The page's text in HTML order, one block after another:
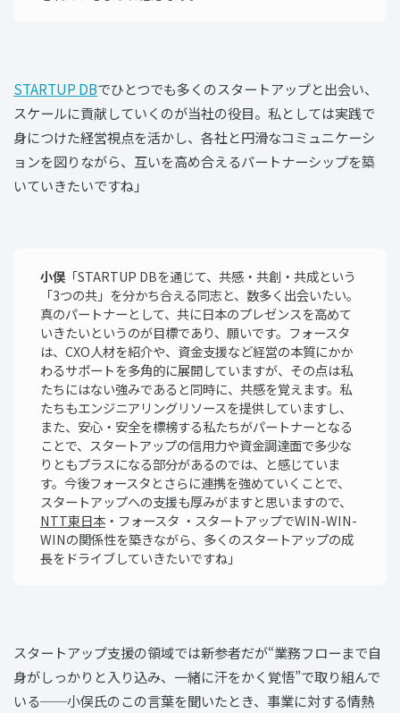
STARTUP DBでひとつでも多くのスタートアップと出会い、
スケールに貢献していくのが当社の役目。私としては実践で
身につけた経営視点を活かし、各社と円滑なコミュニケーシ
ョンを図りながら、互いを高め合えるパートナーシップを築
いていきたいですね」
小俣 「STARTUP DBを通じて、共感・共創・共成という
「3つの共」を分かち合える同志と、数多く出会いたい。
真のパートナーとして、共に日本のプレゼンスを高めて
いきたいというのが目標であり、願いです。フォースタ
は、CXO人材を紹介や、資金支援など経営の本質にかか
わるサポートを多角的に展開していますが、その点は私
たちにはない強みであると同時に、共感を覚えます。私
たちもエンジニアリングリソースを提供していますし、
また、安心・安全を標榜する私たちがパートナーとなる
ことで、スタートアップの信用力や資金調達面で多少な
りともプラスになる部分があるのでは、と感じていま
す。今後フォースタとさらに連携を強めていくことで、
スタートアップへの支援も厚みがますと思いますので、
NTT東日本 ・フォースタ ・スタートアップでWIN-WIN-
WINの関係性を築きながら、多くのスタートアップの成
長をドライブしていきたいですね」
スタートアップ支援の領域では新参者だが“業務フローまで自
身がしっかりと入り込み、一緒に汗をかく覚悟”で取り組んで
いる──小俣氏のこの言葉を聞いたとき、事業に対する情熱